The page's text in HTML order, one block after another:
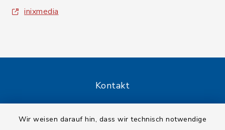
Wir weisen darauf hin, dass wir technisch notwendige
inixmedia
Kontakt